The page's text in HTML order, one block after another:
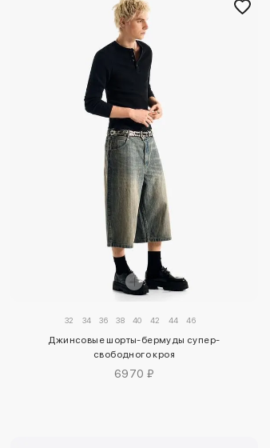
32 34 36 38 40 42 44 46
Джинсовые шорты-бермуды супер-
свободного кроя
6970 ₽